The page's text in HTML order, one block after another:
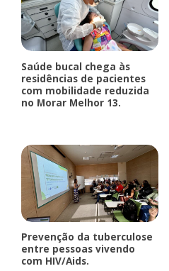
Saúde bucal chega às
residências de pacientes
com mobilidade reduzida
no Morar Melhor 13.
Prevenção da tuberculose
entre pessoas vivendo
com HIV/Aids.